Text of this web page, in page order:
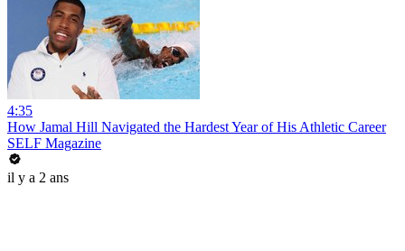
4:35
How Jamal Hill Navigated the Hardest Year of His Athletic Career
SELF Magazine
il y a 2 ans